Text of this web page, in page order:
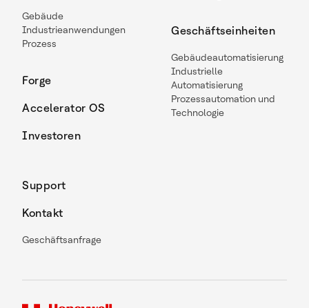
Gebäude
Industrieanwendungen
Prozess
Forge
Accelerator OS
Investoren
Geschäftseinheiten
Gebäudeautomatisierung
Industrielle
Automatisierung
Prozessautomation und
Technologie
Support
Kontakt
Geschäftsanfrage